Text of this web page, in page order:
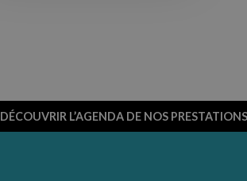
DÉCOUVRIR L’AGENDA DE NOS PRESTATIONS